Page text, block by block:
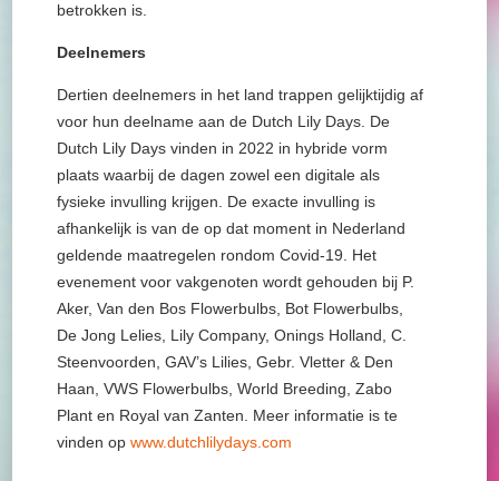
betrokken is.
Deelnemers
Dertien deelnemers in het land trappen gelijktijdig af
voor hun deelname aan de Dutch Lily Days. De
Dutch Lily Days vinden in 2022 in hybride vorm
plaats waarbij de dagen zowel een digitale als
fysieke invulling krijgen. De exacte invulling is
afhankelijk is van de op dat moment in Nederland
geldende maatregelen rondom Covid-19. Het
evenement voor vakgenoten wordt gehouden bij P.
Aker, Van den Bos Flowerbulbs, Bot Flowerbulbs,
De Jong Lelies, Lily Company, Onings Holland, C.
Steenvoorden, GAV’s Lilies, Gebr. Vletter & Den
Haan, VWS Flowerbulbs, World Breeding, Zabo
Plant en Royal van Zanten. Meer informatie is te
vinden opwww.dutchlilydays.com